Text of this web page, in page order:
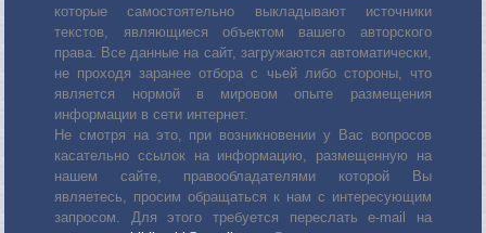
которые самостоятельно выкладывают источники
текстов, являющиеся объектом вашего авторского
права. Все данные на сайт, загружаются автоматически,
не проходя заранее отбора с чьей либо стороны, что
является нормой в мировом опыте размещения
информации в сети интернет.
Не смотря на это, при возникновении у Вас вопросов
касательно ссылок на информацию, размещенную на
нашем сайте, правообладателями которой Вы
являетесь, просим обращаться к нам с интересующим
запросом. Для этого требуется переслать е-mail на